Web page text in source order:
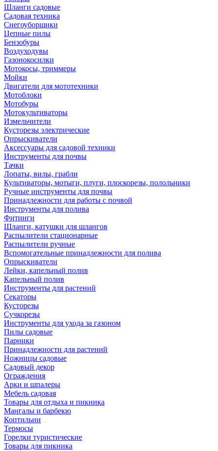
Шланги садовые
Садовая техника
Снегоуборщики
Цепные пилы
Бензобуры
Воздуходувы
Газонокосилки
Мотокосы, триммеры
Мойки
Двигатели для мототехники
Мотоблоки
Мотобуры
Мотокультиваторы
Измельчители
Кусторезы электрические
Опрыскиватели
Аксессуары для садовой техники
Инструменты для почвы
Тачки
Лопаты, вилы, грабли
Культиваторы, мотыги, плуги, плоскорезы, полольники
Ручные инструменты для почвы
Принадлежности для работы с почвой
Инструменты для полива
Фитинги
Шланги, катушки для шлангов
Распылители стационарные
Распылители ручные
Вспомогательные принадлежности для полива
Опрыскиватели
Лейки, капельный полив
Капельный полив
Инструменты для растений
Секаторы
Кусторезы
Сучкорезы
Инструменты для ухода за газоном
Пилы садовые
Парники
Принадлежности для растений
Ножницы садовые
Садовый декор
Ограждения
Арки и шпалеры
Мебель садовая
Товары для отдыха и пикника
Мангалы и барбекю
Коптильни
Термосы
Горелки туристические
Товары для пикника